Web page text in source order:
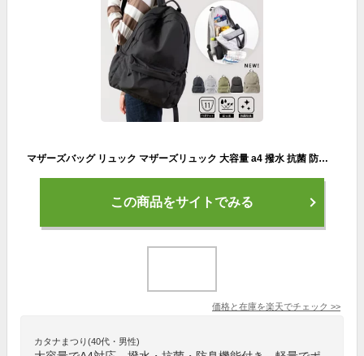
マザーズバッグ リュック マザーズリュック 大容量 a4 撥水 抗菌 防臭 ポケット 軽量 通院 子連れ 子育て レディース ママ 家族 おしゃれ シンプル リュックサック ママカル
この商品をサイトでみる
価格と在庫を楽天でチェック >>
カタナまつり(40代・男性)